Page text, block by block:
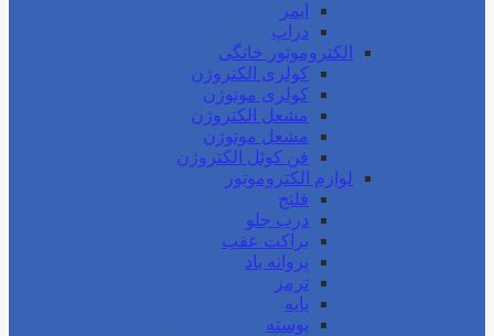
ایمر
دراپ
الکتروموتور خانگی
کولری الکتروژن
کولری موتوژن
مشعل الکتروژن
مشعل موتوژن
فن کوئل الکتروژن
لوازم الکتروموتور
فلنج
درب جلو
براکت عقب
پروانه باد
ترمز
پایه
پوسته